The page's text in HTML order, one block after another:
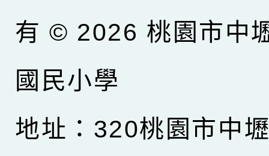
有 © 2026 桃園市中
國民小學
地址：320桃園市中